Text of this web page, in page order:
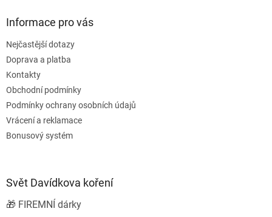
Informace pro vás
Nejčastější dotazy
Doprava a platba
Kontakty
Obchodní podmínky
Podmínky ochrany osobních údajů
Vrácení a reklamace
Bonusový systém
Svět Davídkova koření
🎁 FIREMNÍ dárky